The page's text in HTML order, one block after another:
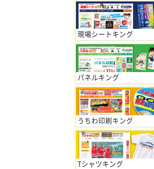
現場シートキング
パネルキング
うちわ印刷キング
Tシャツキング